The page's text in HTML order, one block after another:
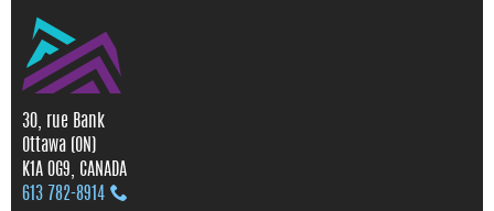
30, rue Bank
Ottawa (ON)
K1A 0G9, CANADA
613 782‑8914